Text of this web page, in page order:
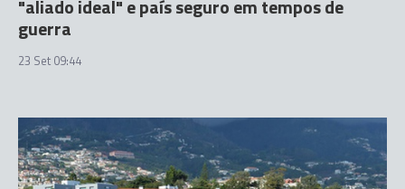
"aliado ideal" e país seguro em tempos de
guerra
23 Set 09:44